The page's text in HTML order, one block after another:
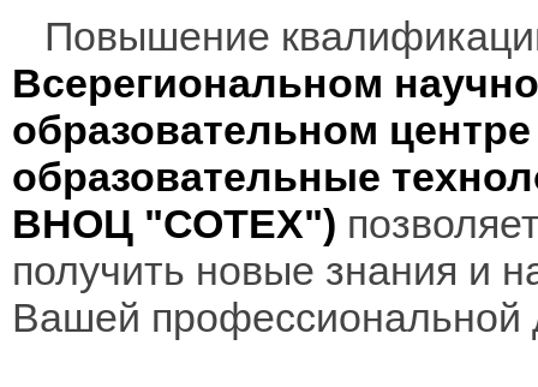
Повышение
Всерегиональном
образовательном
образовательные
ВНОЦ "СОТЕХ")
получить новые знания и
Вашей профессиональной